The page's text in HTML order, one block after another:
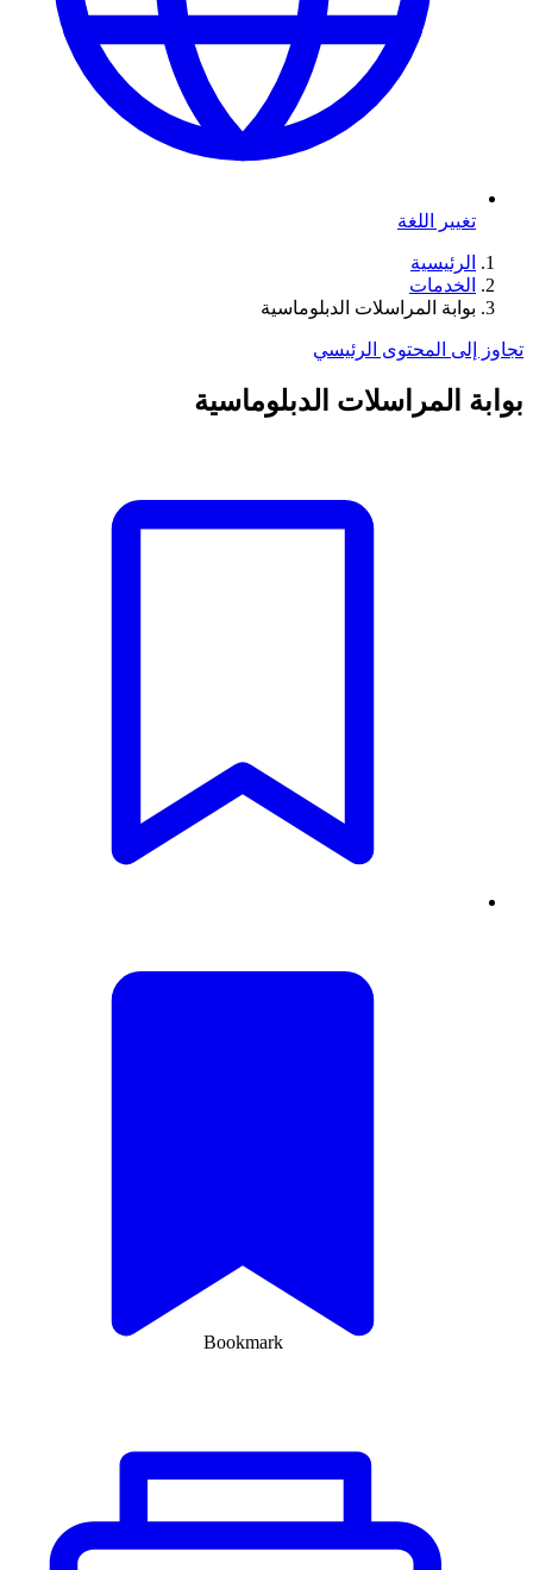
تغيير اللغة
الرئيسية
الخدمات
بوابة المراسلات الدبلوماسية
تجاوز إلى المحتوى الرئيسي
بوابة المراسلات الدبلوماسية
Bookmark